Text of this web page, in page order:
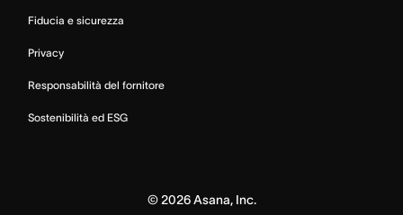
Fiducia e sicurezza
Privacy
Responsabilità del fornitore
Sostenibilità ed ESG
© 2026Asana, Inc.